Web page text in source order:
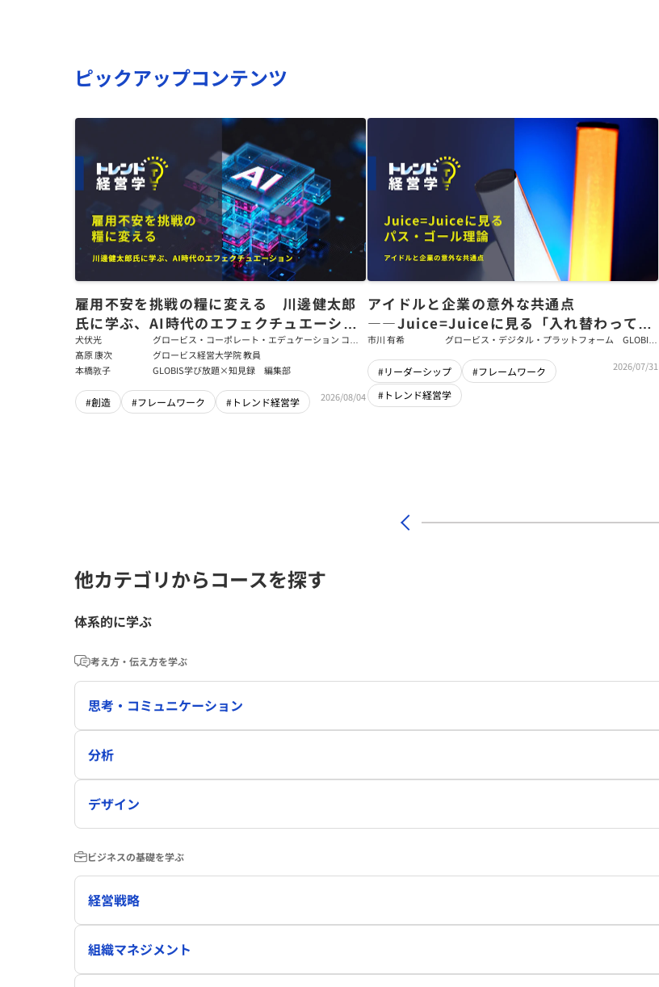
ピックアップコンテンツ
雇用不安を挑戦の糧に変える 川邊健太郎
氏に学ぶ、AI時代のエフェクチュエーショ
ン
犬伏光
グロービス・コーポレート・エデュケーション コー
ポレート・ソリューション・チーム コンサルタント
髙原 康次
グロービス経営大学院 教員
本橋敦子
GLOBIS学び放題×知見録 編集部
#創造 #フレームワーク #トレンド経営学 2026/08/04
アイドルと企業の意外な共通点
――Juice=Juiceに見る「入れ替わっても
強いチーム」をつくるパス・ゴール理論
市川 有希
グロービス・デジタル・プラットフォーム GLOBIS
#リーダーシップ
#フレームワーク
#トレンド経営学
2026/07/31
他カテゴリからコースを探す
体系的に学ぶ
考え方・伝え方を学ぶ
思考・コミュニケーション
分析
デザイン
ビジネスの基礎を学ぶ
経営戦略
組織マネジメント